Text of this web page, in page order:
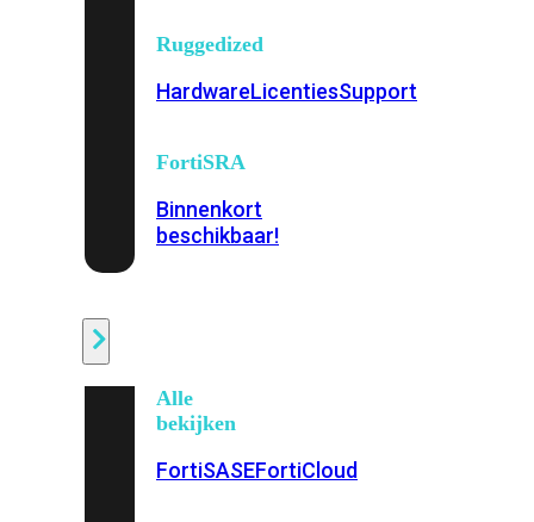
Ruggedized
HardwareLicentiesSupport
FortiSRA
Binnenkort
beschikbaar!
Alle
bekijken
FortiSASEFortiCloud